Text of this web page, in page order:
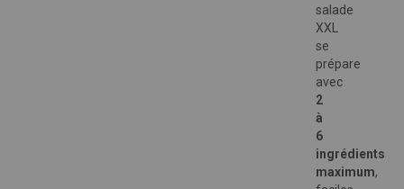
salade
XXL
se
prépare
avec
2
à
6
ingrédients
maximum,